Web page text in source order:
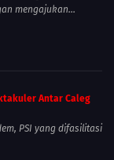
mengajukan...
Antar Caleg
PSI yang difasilitasi